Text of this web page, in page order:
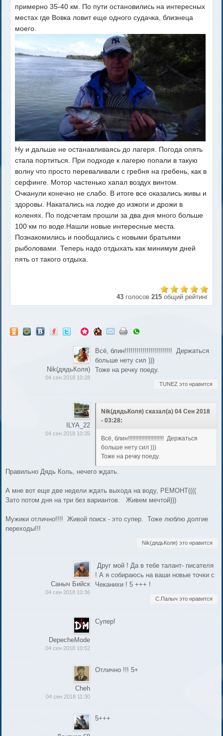
примерно 35-40 км. По пути остановились на интересных
местах где Вовка ловит еще одного судачка, близнеца
моего.
Ну и дальше не останавливаясь до лагеря. Погода опять
стала портиться. При подходе к лагерю попали в такую
волну что просто переваливали с гребня на гребень, как в
серфинге. Мотор частенько хапал воздух винтом.
Очканули конечно не слабо. В итоге все оказались живы и
здоровы. Накатались на лодке до изжоги и дрожи в
коленях. По подсчетам прошли за два дня много больше
100 км по воде.Нашли новые интересные места.
Познакомились и пообщались с новыми братьями
рыболовами. Теперь надо отдыхать как минимум дней
пять от такого отдыха.
43 голосов 215 общий рейтинг
Nik(дядьКоля)
04 сен 2018 10:28
Всё, блин!!!!!!!!!!!!!!!!!!!!!!!! Держаться
больше нету сил )))
Тоже на речку поеду.
TUNEZ это нравится
ILYA_22
04 сен 2018 10:35
Nik(дядьКоля) сказал(а) 04 Сен 2018
- 03:28:
Всё, блин!!!!!!!!!!!!!!!!!!!!!!!! Держаться
больше нету сил )))
Тоже на речку поеду.
Правильно Дядь Коль, нечего ждать.
А мне вот еще две недели ждать выхода на воду, РЕМОНТ((((
Зато потом дня на три без вариантов. Живем мечтой)))
Мужики отлично!!!! Живой поиск - это супер. Тоже люблю долгие
переходы!!!
Nik(дядьКоля) это нравится
Саныч Бийск
04 сен 2018 10:36
Друг мой ! Да в тебе талант- писателя
! А я собираюсь на ваши новые точки с
Чеканихи ! 5 +++ !
С.Палыч это нравится
DepecheMode
04 сен 2018 10:52
Супер!
Cheh
04 сен 2018 11:30
Отлично !!! 5+
5+++